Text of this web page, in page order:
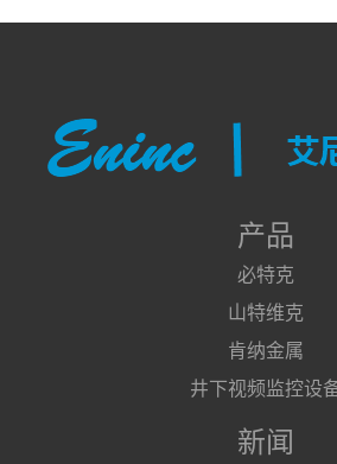
产品
必特克
山特维克
肯纳金属
井下视频监控设
新闻